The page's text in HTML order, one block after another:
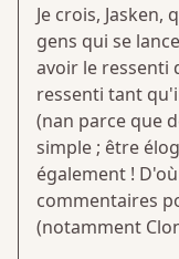
Je crois, Jasken,
gens qui se
avoir le ressenti
ressenti tant
(nan parce que
simple ; être
également !
commentaires
(notamment